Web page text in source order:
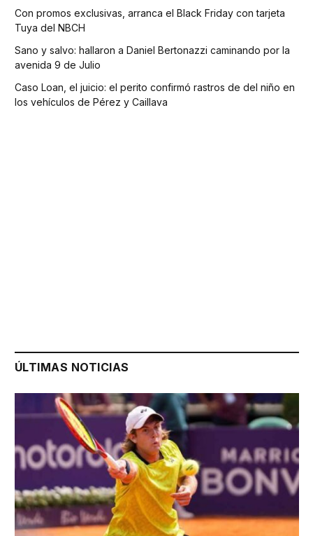
Con promos exclusivas, arranca el Black Friday con tarjeta
Tuya del NBCH
Sano y salvo: hallaron a Daniel Bertonazzi caminando por la
avenida 9 de Julio
Caso Loan, el juicio: el perito confirmó rastros de del niño en
los vehículos de Pérez y Caillava
ÚLTIMAS NOTICIAS